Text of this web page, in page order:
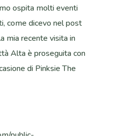
ospita molti eventi
come dicevo nel post
mia recente visita in
Alta è proseguita con
di Pinksie The